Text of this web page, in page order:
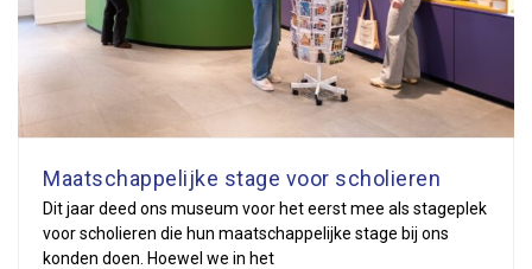
Maatschappelijke stage voor scholieren
Dit jaar deed ons museum voor het eerst mee als stageplek
voor scholieren die hun maatschappelijke stage bij ons
konden doen. Hoewel we in het